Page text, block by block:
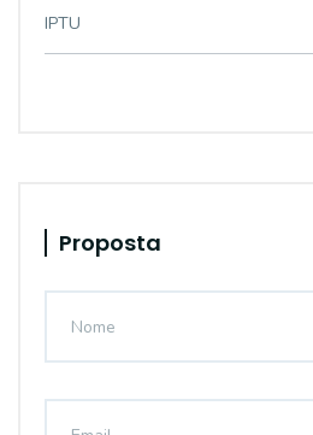
IPTU
Proposta